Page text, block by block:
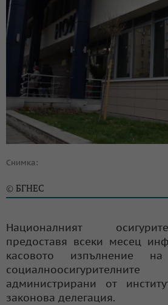
Снимка:
© БГНЕС
Националният
предоставя всеки месец
касовото изпълнение
администрирани от
законова делегация.